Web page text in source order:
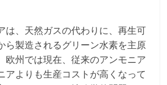
は、天然ガスの代わりに、再生可
ら製造されるグリーン水素を主原
欧州では現在、従来のアンモニア
アよりも生産コストが高くなって